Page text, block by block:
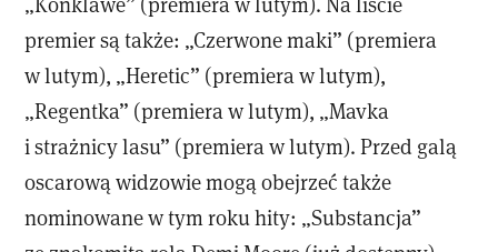
premier są także: „Czerwone maki” (premiera
w lutym), „Heretic” (premiera w lutym),
„Regentka” (premiera w lutym), „Mavka
i strażnicy lasu” (premiera w lutym). Przed galą
oscarową widzowie mogą obejrzeć także
nominowane w tym roku hity: „Substancja”